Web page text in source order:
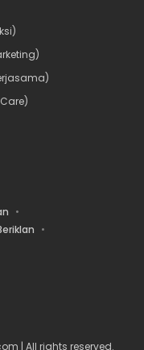
| All rights reserved.